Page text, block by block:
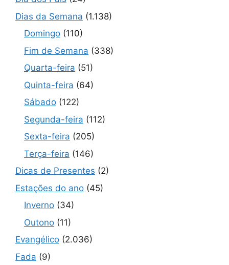
Dias da Semana (1.138)
Domingo (110)
Fim de Semana (338)
Quarta-feira (51)
Quinta-feira (64)
Sábado (122)
Segunda-feira (112)
Sexta-feira (205)
Terça-feira (146)
Dicas de Presentes (2)
Estações do ano (45)
Inverno (34)
Outono (11)
Evangélico (2.036)
Fada (9)